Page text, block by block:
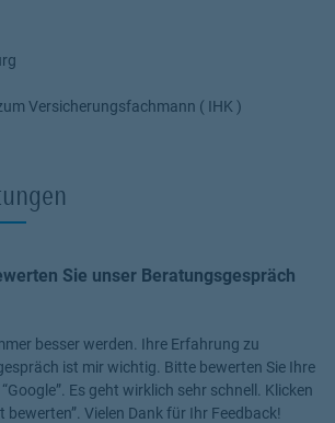
أعيش في ألمانيا، وأعلم جيدًا التحديات التي
أقدّم لك الدعم الكامل – من الاستشارة الأولى وحتى
• حماية عائلتك من أي طارئ،
بل ستحصل على حلول تأمينيةمصمّمة خصيصًا لك،
Versicherungsfachmann ( IHK )
Sie unser Beratungsgespräch
besser werden. Ihre Erfahrung zu
ist mir wichtig. Bitte bewerten Sie Ihre
Es geht wirklich sehr schnell. Klicken
bewerten”. Vielen Dank für Ihr Feedback!